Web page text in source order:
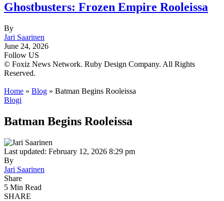
Ghostbusters: Frozen Empire Rooleissa
By
Jari Saarinen
June 24, 2026
Follow US
© Foxiz News Network. Ruby Design Company. All Rights
Reserved.
Home » Blog » Batman Begins Rooleissa
Blogi
Batman Begins Rooleissa
Last updated: February 12, 2026 8:29 pm
By
Jari Saarinen
Share
5 Min Read
SHARE